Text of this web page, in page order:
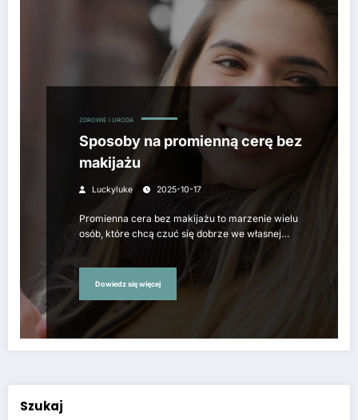
ZDROWIE I URODA
Sposoby na promienną cerę bez
makijażu
Luckyluke 2025-10-17
Promienna cera bez makijażu to marzenie wielu
osób, które chcą czuć się dobrze we własnej…
Dowiedz się więcej
Szukaj